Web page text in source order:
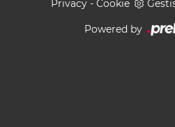
Privacy - Cookie
Powered by